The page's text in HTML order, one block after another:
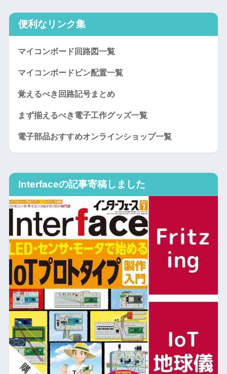
便利なリンク集
マイコンボード回路図一覧
マイコンボードピン配置一覧
覚えるべき回路記号まとめ
まず揃えるべき電子工作グッズ一覧
電子部品おすすめオンラインショップ一覧
Interfaceの記事寄稿しました